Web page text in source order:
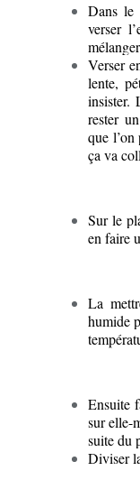
Dans le
verser
Verser
lente,
insister.
rester
que
ça va
Sur le
en faire
La
humide
Ensuite
sur elle-
suite du
Diviser